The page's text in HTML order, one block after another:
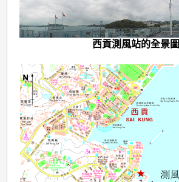
西貢測風站的全景圖